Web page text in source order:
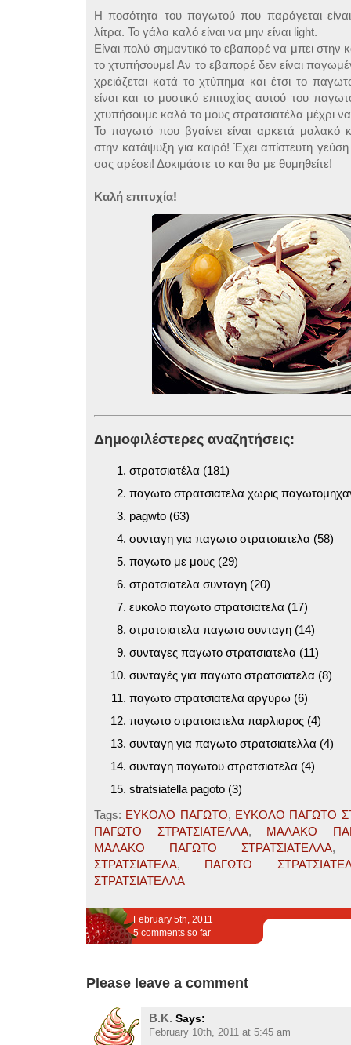
Η ποσότητα του παγωτού που παράγεται
λίτρα. Το γάλα καλό είναι να μην είναι light.
Είναι πολύ σημαντικό το εβαπορέ να μπει στην
το χτυπήσουμε! Αν το εβαπορέ δεν είναι
χρειάζεται κατά το χτύπημα και έτσι το
είναι και το μυστικό επιτυχίας αυτού του
χτυπήσουμε καλά το μους στρατσιατέλα μέχρι να
Το παγωτό που βγαίνει είναι αρκετά μαλακό
στην κατάψυξη για καιρό! Έχει απίστευτη γεύση
σας αρέσει! Δοκιμάστε το και θα με θυμηθείτε!
Καλή επιτυχία!
Δημοφιλέστερες αναζητήσεις:
στρατσιατέλα (181)
παγωτο στρατσιατελα χωρις
pagwto (63)
συνταγη για παγωτο στρατσιατελα (58)
παγωτο με μους (29)
στρατσιατελα συνταγη (20)
ευκολο παγωτο στρατσιατελα (17)
στρατσιατελα παγωτο συνταγη (14)
συνταγες παγωτο στρατσιατελα (11)
συνταγές για παγωτο στρατσιατελα (8)
παγωτο στρατσιατελα αργυρω (6)
παγωτο στρατσιατελα παρλιαρος (4)
συνταγη για παγωτο στρατσιατελλα (4)
συνταγη παγωτου στρατσιατελα (4)
stratsiatella pagoto (3)
Tags: ΕΥΚΟΛΟ ΠΑΓΩΤΟ, ΕΥΚΟΛΟ ΠΑΓΩΤΟ
ΠΑΓΩΤΟ ΣΤΡΑΤΣΙΑΤΕΛΛΑ, ΜΑΛΑΚΟ
ΜΑΛΑΚΟ ΠΑΓΩΤΟ ΣΤΡΑΤΣΙΑΤΕΛΛΑ
ΣΤΡΑΤΣΙΑΤΕΛΑ, ΠΑΓΩΤΟ
ΣΤΡΑΤΣΙΑΤΕΛΛΑ
February 5th, 2011
5 comments so far
Please leave a comment
Β.Κ. Says:
February 10th, 2011 at 5:45 am